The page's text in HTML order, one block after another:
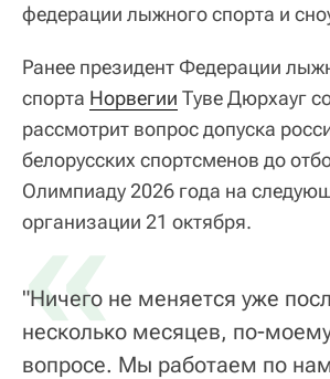
федерации лыжного спорта и
Ранее президент Федерации
спорта Норвегии Туве Дюрхауг
рассмотрит вопрос допуска
белорусских спортсменов до
Олимпиаду 2026 года на
организации 21 октября.
«
"Ничего не меняется уже
несколько месяцев, по-
вопросе. Мы работаем по